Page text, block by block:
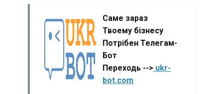
Саме зараз
Твоему бізнесу
Потрібен Телегам-
Бот
Переходь --> ukr-
bot.com